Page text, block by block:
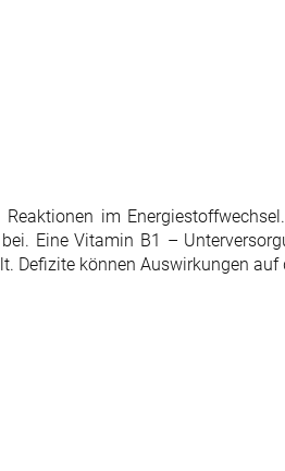
im
Eine Vitamin B1 –
Defizite können Auswirkungen auf